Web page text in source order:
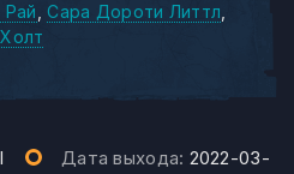
Рай
Сара Дороти Литтл
Дата выхода: 2022-03-